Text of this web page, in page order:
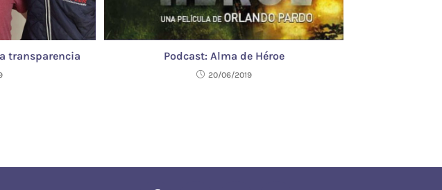
transparencia Podcast: Alma de Héroe
20/06/2019